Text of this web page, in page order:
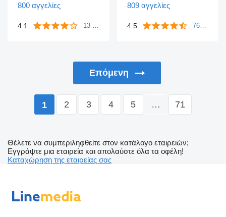
800 αγγελίες
4.1 13 ανατροφοδοτήσεις
809 αγγελίες
4.5 763 ανατροφοδοτήσεις
Επόμενη
1 2 3 4 5 … 71
Θέλετε να συμπεριληφθείτε στον κατάλογο εταιρειών;
Εγγράψτε μια εταιρεία και απολαύστε όλα τα οφέλη!
Καταχώρηση της εταιρείας σας